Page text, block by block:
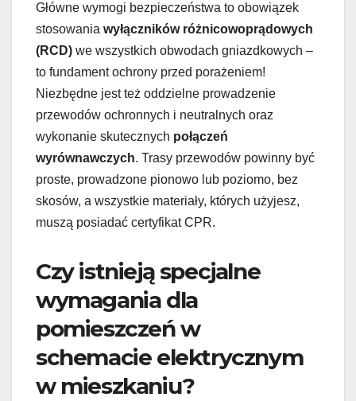
Główne wymogi bezpieczeństwa to obowiązek
stosowania wyłączników różnicowoprądowych
(RCD) we wszystkich obwodach gniazdkowych –
to fundament ochrony przed porażeniem!
Niezbędne jest też oddzielne prowadzenie
przewodów ochronnych i neutralnych oraz
wykonanie skutecznych połączeń
wyrównawczych. Trasy przewodów powinny być
proste, prowadzone pionowo lub poziomo, bez
skosów, a wszystkie materiały, których użyjesz,
muszą posiadać certyfikat CPR.
Czy istnieją specjalne
wymagania dla
pomieszczeń w
schemacie elektrycznym
w mieszkaniu?